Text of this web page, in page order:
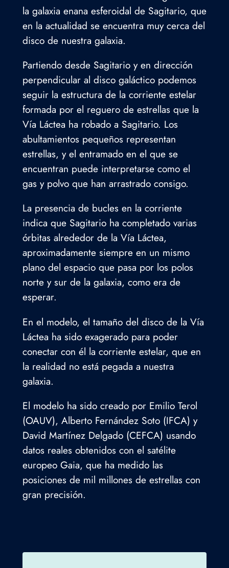
la galaxia enana esferoidal de Sagitario, que
en la actualidad se encuentra muy cerca del
disco de nuestra galaxia.
Partiendo desde Sagitario y en dirección
perpendicular al disco galáctico podemos
seguir la estructura de la corriente estelar
formada por el reguero de estrellas que la
Vía Láctea ha robado a Sagitario. Los
abultamientos pequeños representan
estrellas, y el entramado en el que se
encuentran puede interpretarse como el
gas y polvo que han arrastrado consigo.
La presencia de bucles en la corriente
indica que Sagitario ha completado varias
órbitas alrededor de la Vía Láctea,
aproximadamente siempre en un mismo
plano del espacio que pasa por los polos
norte y sur de la galaxia, como era de
esperar.
En el modelo, el tamaño del disco de la Vía
Láctea ha sido exagerado para poder
conectar con él la corriente estelar, que en
la realidad no está pegada a nuestra
galaxia.
El modelo ha sido creado por Emilio Terol
(OAUV), Alberto Fernández Soto (IFCA) y
David Martínez Delgado (CEFCA) usando
datos reales obtenidos con el satélite
europeo Gaia, que ha medido las
posiciones de mil millones de estrellas con
gran precisión.